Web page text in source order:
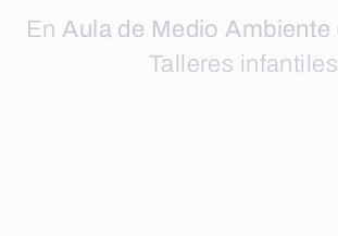
En Aula de Medio Ambiente
Talleres infantiles